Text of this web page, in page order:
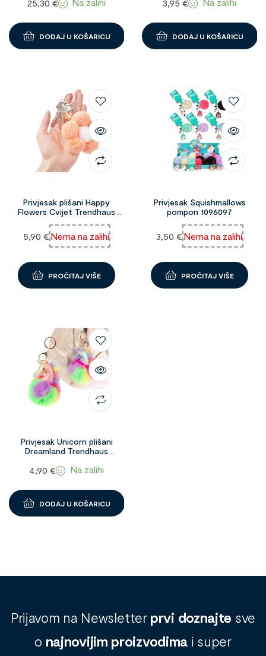
25,30 €
DODAJ U KOŠARICU
3,95€
DODAJ U KOŠARICU
Privjesak plišani Happy
Flowers Cvijet Trendhaus
5,90 €Nema na zalihi
PROČITAJ VIŠE
Privjesak Squishmallows
pompon 1096097
3,50 €Nema na zalihi
PROČITAJ VIŠE
Privjesak Unicorn plišani
Dreamland Trendhaus
4,90€ Na zalihi
DODAJ U KOŠARICU
Prijavom na Newsletter prvi doznajte sve
o najnovijim proizvodima i super